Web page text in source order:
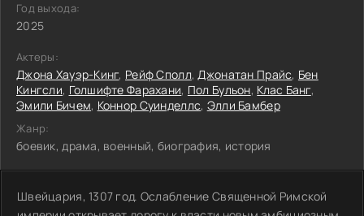
Год выхода:
2025
Актеры:
Джона Хауэр-Кинг, Рейф Сполл,Джонатан Прайс, Бен
Кингсли, Голшифте Фарахани, Пол Бульон, Клас Банг,
Эмили Бичем, Коннор Суинделлс, Элли Бамбер
Жанр:
боевик, драма, военный, биография, история
Швейцария, 1307 год. Ослабление Священной Римской